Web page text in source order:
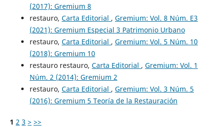
(2017): Gremium 8
restauro, Carta Editorial , Gremium: Vol. 8 Núm. E3
(2021): Gremium Especial 3 Patrimonio Urbano
restauro, Carta Editorial , Gremium: Vol. 5 Núm. 10
(2018): Gremium 10
restauro restauro, Carta Editorial , Gremium: Vol. 1
Núm. 2 (2014): Gremium 2
restauro, Carta Editorial , Gremium: Vol. 3 Núm. 5
(2016): Gremium 5 Teoría de la Restauración
1 2 3 > >>